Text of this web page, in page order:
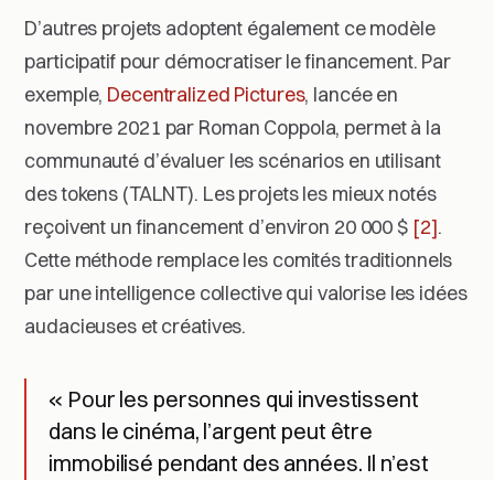
D’autres projets adoptent également ce modèle
participatif pour démocratiser le financement. Par
exemple, Decentralized Pictures, lancée en
novembre 2021 par Roman Coppola, permet à la
communauté d’évaluer les scénarios en utilisant
des tokens (TALNT). Les projets les mieux notés
reçoivent un financement d’environ 20 000 $ [2].
Cette méthode remplace les comités traditionnels
par une intelligence collective qui valorise les idées
audacieuses et créatives.
« Pour les personnes qui investissent
dans le cinéma, l’argent peut être
immobilisé pendant des années. Il n’est